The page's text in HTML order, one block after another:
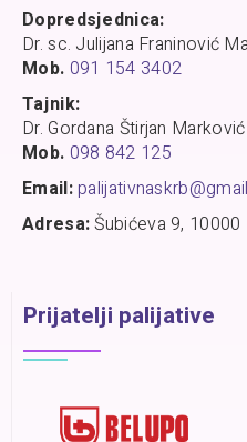
Dopredsjednica:
Dr. sc. Julijana Franinović
Mob. 091 154 3402
Tajnik:
Dr. Gordana Štirjan Marković
Mob. 098 842 125
Email:
Adresa:Šubićeva 9,
Prijatelji palijative